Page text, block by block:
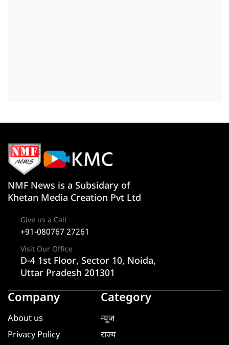
NMF News is a Subsidary of
Khetan Media Creation Pvt Ltd
Give us a Call
+91-080767 27261
Visit Our Office
D-4 1st Floor, Sector 10, Noida,
Uttar Pradesh 201301
Company
About us
Privacy Policy
Category
न्यूज
राज्य